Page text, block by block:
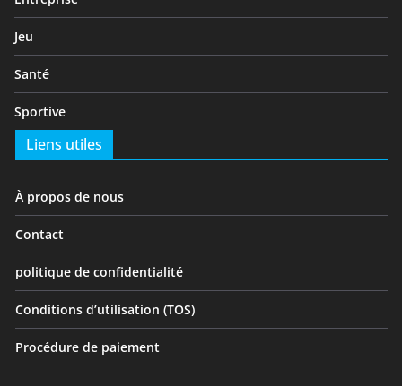
Jeu
Santé
Sportive
Liens utiles
À propos de nous
Contact
politique de confidentialité
Conditions d’utilisation (TOS)
Procédure de paiement